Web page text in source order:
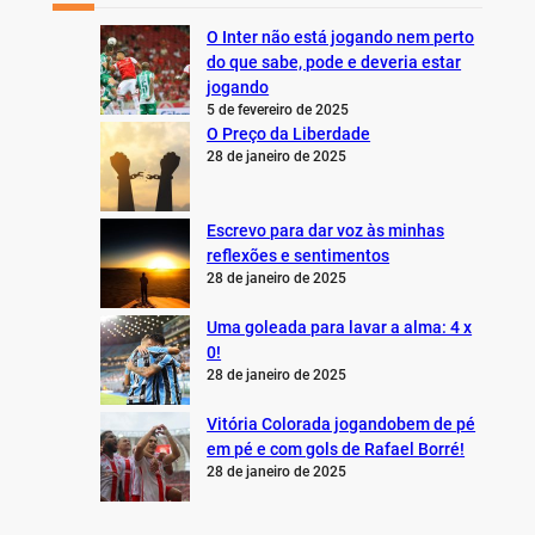
O Inter não está jogando nem perto
do que sabe, pode e deveria estar
jogando
5 de fevereiro de 2025
O Preço da Liberdade
28 de janeiro de 2025
Escrevo para dar voz às minhas
reflexões e sentimentos
28 de janeiro de 2025
Uma goleada para lavar a alma: 4 x
0!
28 de janeiro de 2025
Vitória Colorada jogandobem de pé
em pé e com gols de Rafael Borré!
28 de janeiro de 2025